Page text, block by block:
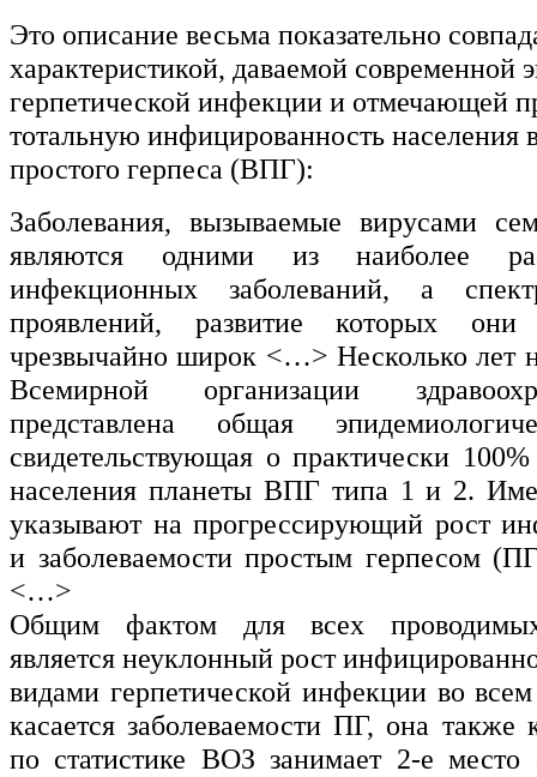
Это описание весьма показательно
характеристикой, даваемой современной
герпетической инфекции и отмечающей
тотальную инфицированность населения
простого герпеса (ВПГ):
Заболевания, вызываемые вирусами
являются одними из наиболее
инфекционных заболеваний, а
проявлений, развитие которых они
чрезвычайно широк <…> Несколько лет
Всемирной организации
представлена общая
свидетельствующая о практически
населения планеты ВПГ типа 1 и 2.
указывают на прогрессирующий рост
и заболеваемости простым герпесом
<…>
Общим фактом для всех проводимых
является неуклонный рост
видами герпетической инфекции во
касается заболеваемости ПГ, она также
по статистике ВОЗ занимает 2-е место